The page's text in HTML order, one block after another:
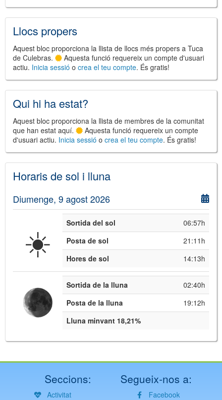
©OpenStreetMap,OpenTopoMap
Catalunya
CC BY-SH 4.0
Llocs propers
Aquest bloc proporciona la llista de llocs més propers a Tuca
de Culebras.
Aquesta funció requereix un compte d'usuari
actiu. Inicia sessió o crea el teu compte. És gratis!
Qui hi ha estat?
Aquest bloc proporciona la llista de membres de la comunitat
que han estat aquí.
Aquesta funció requereix un compte
d'usuari actiu. Inicia sessió o crea el teu compte. És gratis!
Horaris de sol i lluna
Diumenge, 9 agost 2026
☀️ Sortida del sol
06:57h
Posta de sol
21:11h
Hores de sol
14:13h
Sortida de la lluna
02:40h
Posta de la lluna
19:12h
Lluna minvant 18,21%
Seccions:
Activitat
Segueix-nos a:
Facebook